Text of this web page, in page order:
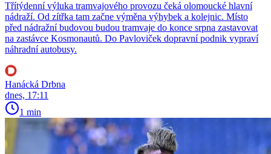
Třítýdenní výluka tramvajového provozu čeká olomoucké hlavní
nádraží. Od zítřka tam začne výměna výhybek a kolejnic. Místo
před nádražní budovou budou tramvaje do konce srpna zastavovat
na zastávce Kosmonautů. Do Pavloviček dopravní podnik vypraví
náhradní autobusy.
Hanácká Drbna
dnes, 17:11
1 min